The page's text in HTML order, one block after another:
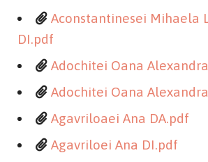
Aconstantinesei Mihaela
DI.pdf
Adochitei Oana
Adochitei Oana
Agavriloaei Ana DA.pdf
Agavriloei Ana DI.pdf